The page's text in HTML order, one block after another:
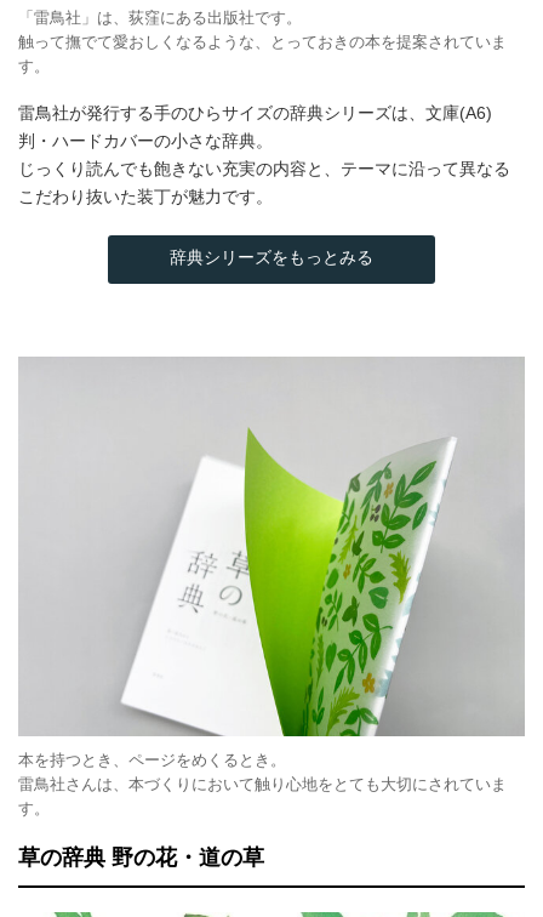
「雷鳥社」は、荻窪にある出版社です。
触って撫でて愛おしくなるような、とっておきの本を提案されていま
す。
雷鳥社が発行する手のひらサイズの辞典シリーズは、文庫(A6)
判・ハードカバーの小さな辞典。
じっくり読んでも飽きない充実の内容と、テーマに沿って異なる
こだわり抜いた装丁が魅力です。
辞典シリーズをもっとみる
本を持つとき、ページをめくるとき。
雷鳥社さんは、本づくりにおいて触り心地をとても大切にされていま
す。
草の辞典 野の花・道の草